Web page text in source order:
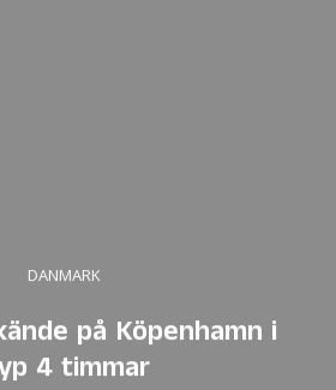
DANMARK
på Köpenhamn i
4 timmar